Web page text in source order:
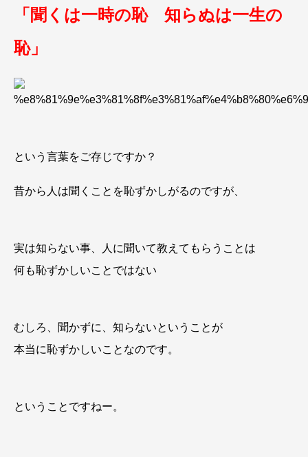
「聞くは一時の恥 知らぬは一生の
恥」
という言葉をご存じですか？
昔から人は聞くことを恥ずかしがるのですが、
実は知らない事、人に聞いて教えてもらうことは
何も恥ずかしいことではない
むしろ、聞かずに、知らないということが
本当に恥ずかしいことなのです。
ということですねー。